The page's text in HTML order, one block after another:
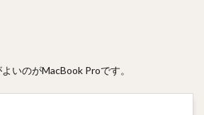
いのがMacBook Proです。